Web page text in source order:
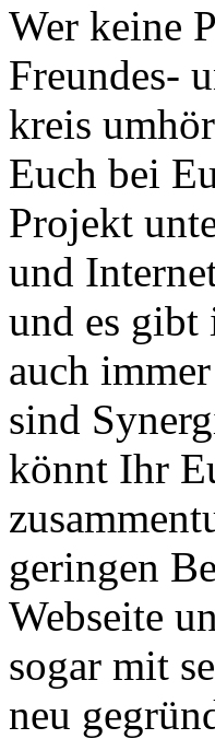
Wer keine
Freundes-
kreis
Euch bei
Projekt
und
und es gibt
auch
sind
könnt Ihr
geringen
Webseite
sogar mit
neu